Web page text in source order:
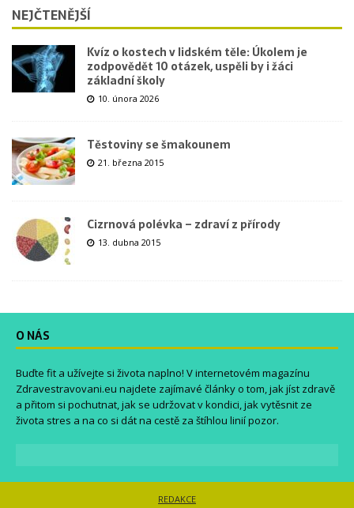
NEJČTENĚJŠÍ
Kvíz o kostech v lidském těle: Úkolem je
zodpovědět 10 otázek, uspěli by i žáci
základní školy
10. února 2026
Těstoviny se šmakounem
21. března 2015
Cizrnová polévka – zdraví z přírody
13. dubna 2015
O NÁS
Buďte fit a užívejte si života naplno! V internetovém magazínu
Zdravestravovani.eu najdete zajímavé články o tom, jak jíst zdravě
a přitom si pochutnat, jak se udržovat v kondici, jak vytěsnit ze
života stres a na co si dát na cestě za štíhlou linií pozor.
REDAKCE